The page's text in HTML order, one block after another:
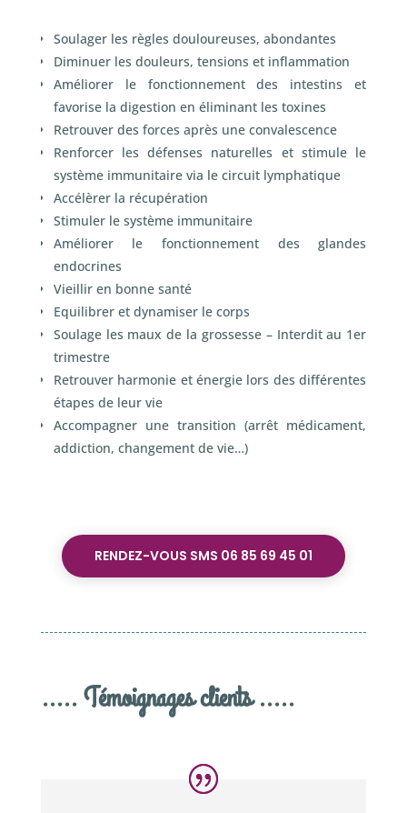
Soulager les règles douloureuses, abondantes
Diminuer les douleurs, tensions et inflammation
Améliorer le fonctionnement des intestins et
favorise la digestion en éliminant les toxines
Retrouver des forces après une convalescence
Renforcer les défenses naturelles et stimule le
système immunitaire via le circuit lymphatique
Accélèrer la récupération
Stimuler le système immunitaire
Améliorer le fonctionnement des glandes
endocrines
Vieillir en bonne santé
Equilibrer et dynamiser le corps
Soulage les maux de la grossesse – Interdit au 1er
trimestre
Retrouver harmonie et énergie lors des différentes
étapes de leur vie
Accompagner une transition (arrêt médicament,
addiction, changement de vie…)
RENDEZ-VOUS SMS 06 85 69 45 01
..... Témoignages clients .....